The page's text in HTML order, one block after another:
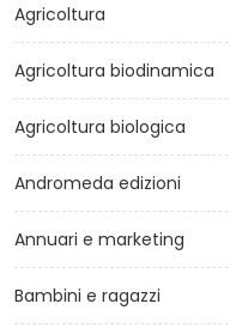
Agricoltura
Agricoltura biodinamica
Agricoltura biologica
Andromeda edizioni
Annuari e marketing
Bambini e ragazzi